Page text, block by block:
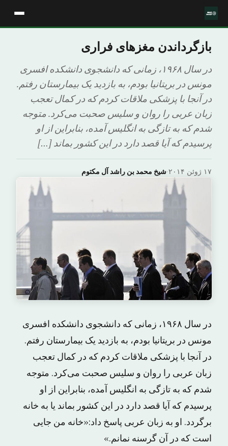
بازگرداندن مغزهای فراری
در سال ۱۹۶۸، زمانی که دانشجوی دانشکده افسری
مونس در بریتانیا بودم، به بازدید یک بیمارستان ‌رفتم.
در آنجا با پزشکی ملاقات کردم که در کمال تعجب
زبان عربی را روان و سلیس صحبت می‌کرد. متوجه
شدم که به تازگی به انگلیس آمده، بنابراین از او
پرسیدم که آیا قصد دارد در این کشور بماند […]
شیخ محمد بن راشد آل مکتوم· ۱۷ ژوئن ۲۰۱۴
در سال ۱۹۶۸، زمانی که دانشجوی دانشکده افسری
مونس در بریتانیا بودم، به بازدید یک بیمارستان ‌رفتم.
در آنجا با پزشکی ملاقات کردم که در کمال تعجب
زبان عربی را روان و سلیس صحبت می‌کرد. متوجه
شدم که به تازگی به انگلیس آمده، بنابراین از او
پرسیدم که آیا قصد دارد در این کشور بماند یا به خانه
برگردد. او به زبان عربی پاسخ داد:«خانه من جایی
است که در آن گرسنه نمانم.»